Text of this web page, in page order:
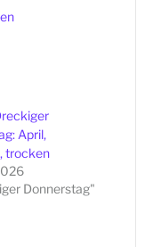
April,
trocken
Donnerstag"